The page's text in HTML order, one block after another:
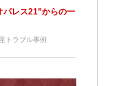
パレス21”からの一
トラブル事例